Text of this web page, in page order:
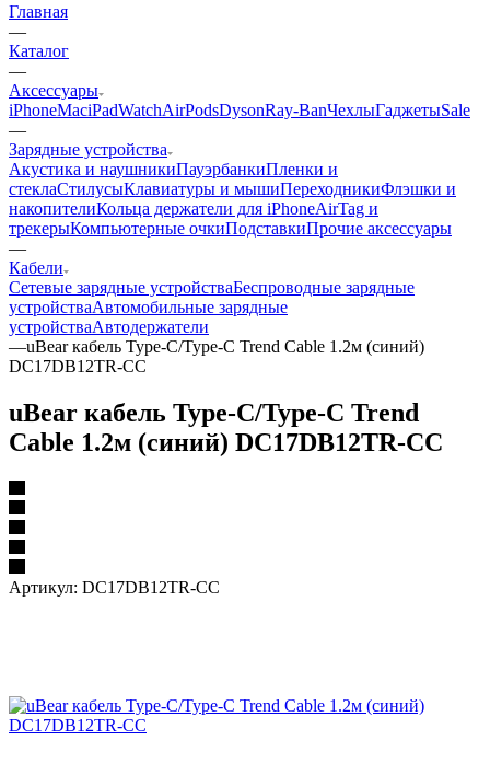
Главная
—
Каталог
—
Аксессуары
iPhoneMaciPadWatchAirPodsDysonRay-BanЧехлыГаджетыSale
—
Зарядные устройства
Акустика и наушникиПауэрбанкиПленки и
стеклаСтилусыКлавиатуры и мышиПереходникиФлэшки и
накопителиКольца держатели для iPhoneAirTag и
трекерыКомпьютерные очкиПодставкиПрочие аксессуары
—
Кабели
Сетевые зарядные устройстваБеспроводные зарядные
устройстваАвтомобильные зарядные
устройстваАвтодержатели
—uBear кабель Type-C/Type-C Trend Cable 1.2м (синий)
DC17DB12TR-CC
uBear кабель Type-C/Type-C Trend
Cable 1.2м (синий) DC17DB12TR-CC
Артикул: DC17DB12TR-CC